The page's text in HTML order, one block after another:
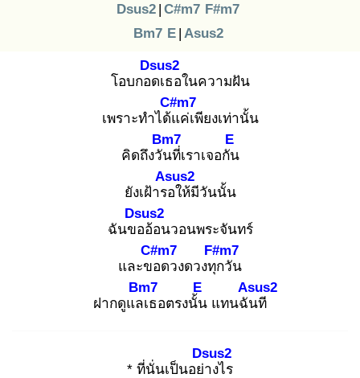
Dsus2 | C#m7 F#m7
Bm7 E | Asus2
โอบกอด
Dsus2
เธอในความฝัน
เพราะทำได้แ
C#m7
ค่เพียงเท่านั้น
คิดถึงวัน
Bm7
ที่เราเจอกัน
E
ยังเฝ้ารอ
Asus2
ให้มีวันนั้น
ฉันขอ
Dsus2
อ้อนวอนพระจันทร์
และขอ
C#m7
ดวงดวงทุก
F#m7
วัน
ฝากดูแลเ
Bm7
ธอตรงนั้น
E
แทนฉัน
Asus2
ที
* ที่นั่นเป็นอย่า
Dsus2
งไร